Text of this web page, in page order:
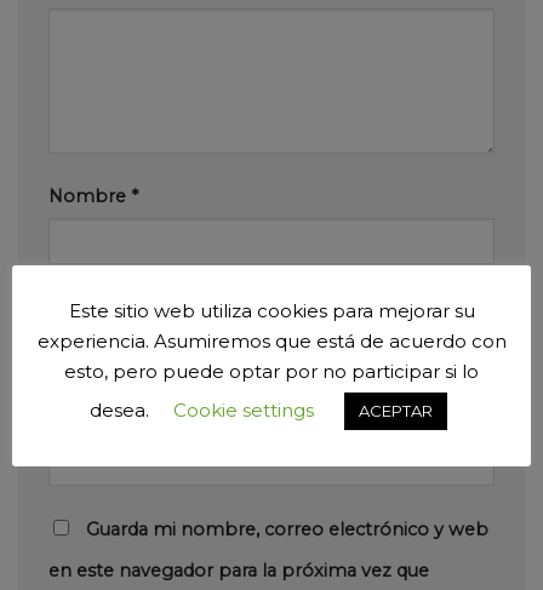
Nombre *
Correo electrónico*
Guarda mi nombre, correo electrónico y web
en este navegador para la próxima vez que
Este sitio web utiliza cookies para mejorar su
experiencia. Asumiremos que está de acuerdo con
esto, pero puede optar por no participar si lo
desea.
Cookie settings ACEPTAR